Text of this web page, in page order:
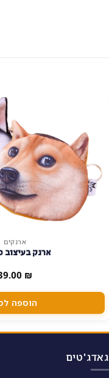
ארנקים
ארנק בעיצוב
₪
הוספה
גאדג'טים